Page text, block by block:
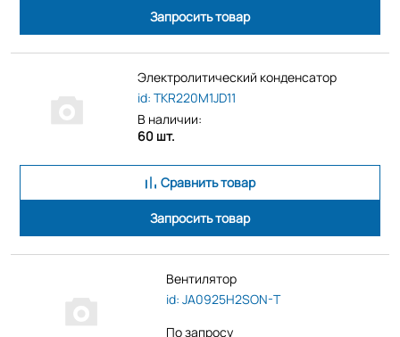
Запросить товар
Электролитический конденсатор
id: TKR220M1JD11
В наличии:
60 шт.
Сравнить товар
Запросить товар
Вентилятор
id: JA0925H2SON-T
По запросу